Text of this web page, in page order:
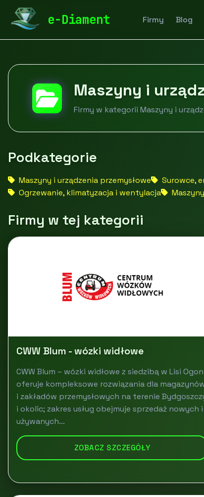
e-Diament Firmy Blog
diamentspa.pl Przemysł i produkcja
Maszyny i
Firmy w kategorii Maszyny i
Podkategorie
Maszyny i urządzenia przemysłowe Surowce,
Ogrzewanie, klimatyzacja i wentylacja
Firmy w tej kategorii
CWW Blum - wózki widłowe
CWW Blum – wózki widłowe z siedzibą w Lisi Ogon
oferuje kompleksowe rozwiązania dla
i zakładów przemysłowych na terenie
i okolic; zakres usług obejmuje sprzedaż nowych i
używanych...
ZOBACZ SZCZEGÓŁY